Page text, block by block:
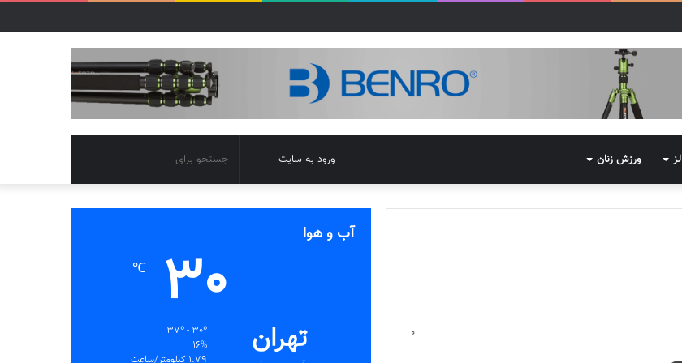
ورزش زنان
برای
تغییر
پوسته
ورود به سایت
0
آب و هوا
تهران
30
℃
16%
1.79 کیلومتر/ساعت